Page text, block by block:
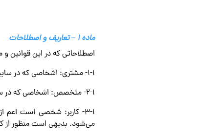
ماده ۱ – تعاریف و اصطلاحات
اصطلاحاتی که در این قوانین
۱-۱- مشتری: اشخاصی که در سایت کادرو به منظور ارسال سفارش خدمات ثبت‌ نام کرده‌اند.
۲-۱- متخصص: اشخاصی که در سایت کادرو به منظور دریافت ارائه خدمات ثبت ‌نام کرده‌اند.
۳-۱- کاربر: شخصی است اعم
می‌شود. بدیهی است منظور از